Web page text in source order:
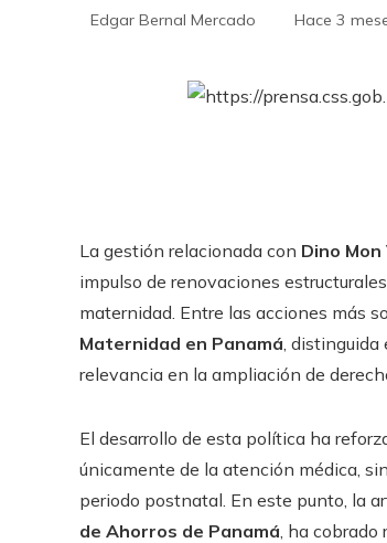
Edgar Bernal Mercado Hace 3
La gestión relacionada con Dino
impulso de renovaciones
maternidad. Entre las acciones más
Maternidad en Panamá, distinguida
relevancia en la ampliación de
El desarrollo de esta política ha
únicamente de la atención médica,
periodo postnatal. En este punto, la
de Ahorros de Panamá, ha cobrado